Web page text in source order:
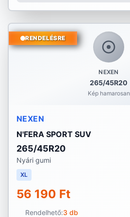
NEXEN
265/45R20
Kép hamarosan
RENDELÉSRE
NEXEN
N'FERA SPORT SUV
265/45R20
Nyári gumi
XL
56 190 Ft
Rendelhető:3 db